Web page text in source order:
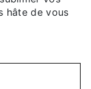
hâte de vous